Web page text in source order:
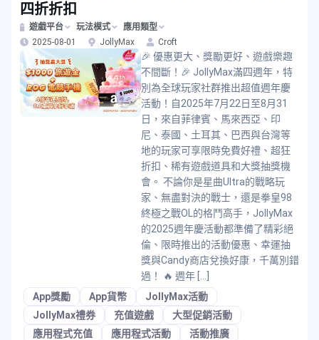
四折折扣
遊戲平台 玩法模式
應用類型
2025-08-01
JollyMax Croft
🎉 優惠更大、獎勵更好、遊戲樂趣
不間斷！🎉 JollyMax滿四週年，特
別為全球玩家社群推出超值週年慶
活動！自2025年7月22日至8月31
日，來自菲律賓、馬來西亞、印
尼、泰國、土耳其、巴西與台灣等
地的玩家可享限時免費好禮、超狂
折扣、稀有遊戲道具和大獎抽獎機
會。 不論你是星曲Ultra的戰略玩
家、無盡對決的戰士，還是拳皇98
終極之戰OL的格鬥高手，JollyMax
的2025週年慶活動都準備了精彩絕
倫、限時推出的活動優惠、幸運抽
獎與Candy商店兌換好康，千萬別錯
過！ 🔥 週年 […]
App獎勵
App貨幣
JollyMax活動
JollyMax禮券
充值遊戲
大型促銷活動
應用程式充值
應用程式活動
活動推廣